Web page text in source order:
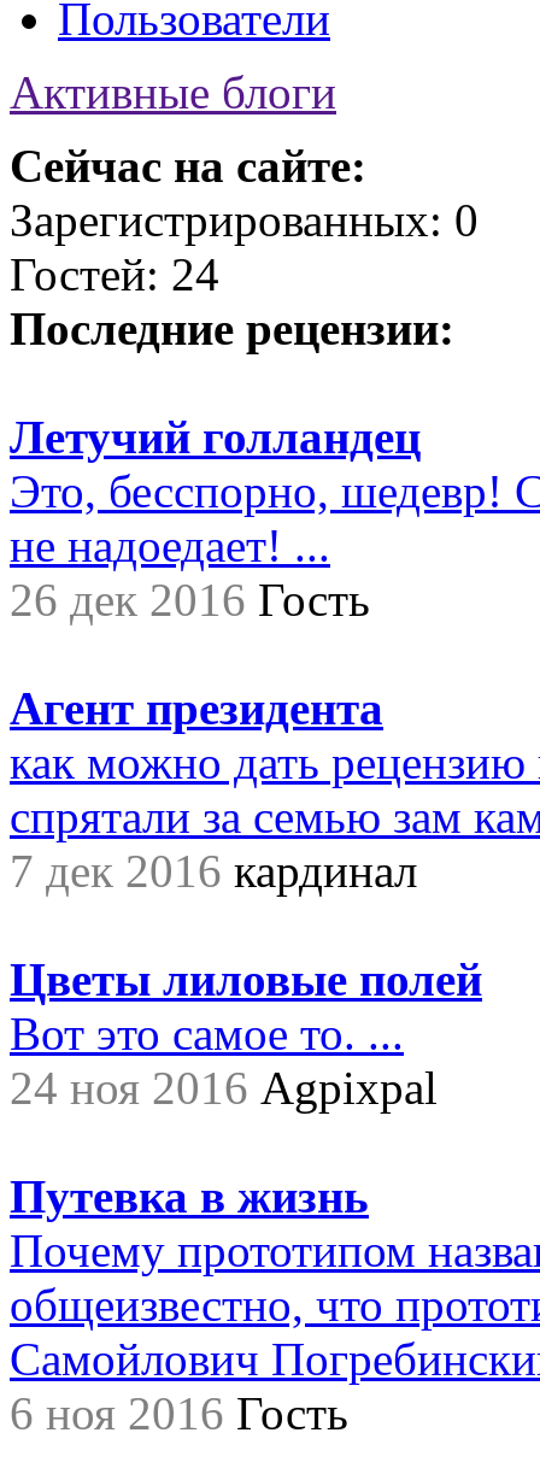
Пользователи
Активные блоги
Сейчас на сайте:
Зарегистрированных: 0
Гостей: 24
Последние рецензии:
Летучий голландец
Это, бесспорно, шедевр!
не надоедает! ...
26 дек 2016 Гость
Агент президента
как можно дать
спрятали за семью зам
7 дек 2016 кардинал
Цветы лиловые полей
Вот это самое то. ...
24 ноя 2016 Agpixpal
Путевка в жизнь
Почему прототипом
общеизвестно, что
Самойлович
6 ноя 2016 Гость